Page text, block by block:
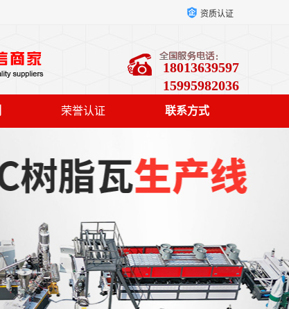
资质认证
18013639597
15995982036
荣誉认证 联系方式